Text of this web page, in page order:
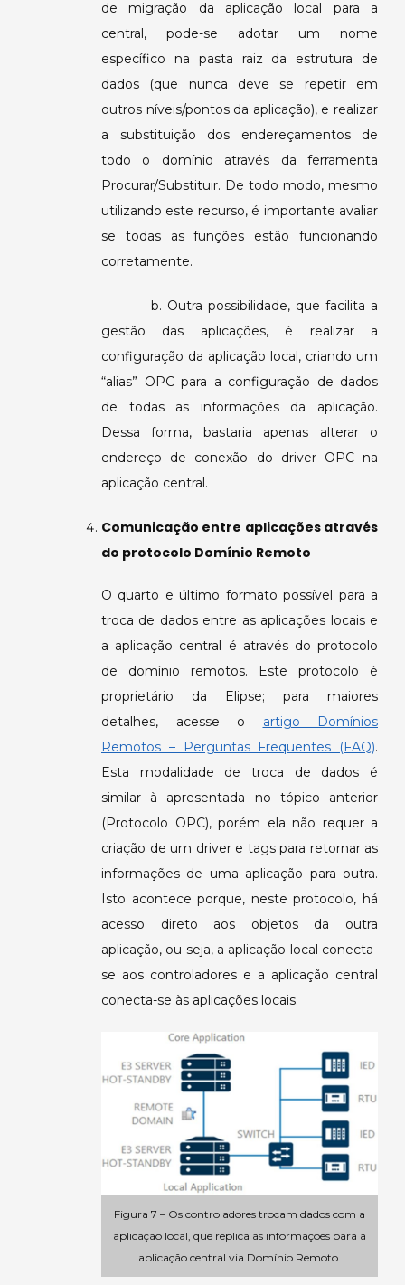
de migração da aplicação local para a
central, pode-se adotar um nome
específico na pasta raiz da estrutura de
dados (que nunca deve se repetir em
outros níveis/pontos da aplicação), e realizar
a substituição dos endereçamentos de
todo o domínio através da ferramenta
Procurar/Substituir. De todo modo, mesmo
utilizando este recurso, é importante avaliar
se todas as funções estão funcionando
corretamente.
b. Outra possibilidade, que facilita a
gestão das aplicações, é realizar a
configuração da aplicação local, criando um
“alias” OPC para a configuração de dados
de todas as informações da aplicação.
Dessa forma, bastaria apenas alterar o
endereço de conexão do driver OPC na
aplicação central.
Comunicação entre aplicações através
do protocolo Domínio Remoto
O quarto e último formato possível para a
troca de dados entre as aplicações locais e
a aplicação central é através do protocolo
de domínio remotos. Este protocolo é
proprietário da Elipse; para maiores
detalhes, acesse o artigo Domínios
Remotos – Perguntas Frequentes (FAQ).
Esta modalidade de troca de dados é
similar à apresentada no tópico anterior
(Protocolo OPC), porém ela não requer a
criação de um driver e tags para retornar as
informações de uma aplicação para outra.
Isto acontece porque, neste protocolo, há
acesso direto aos objetos da outra
aplicação, ou seja, a aplicação local conecta-
se aos controladores e a aplicação central
conecta-se às aplicações locais.
Figura 7 – Os controladores trocam dados com a
aplicação local, que replica as informações para a
aplicação central via Domínio Remoto.